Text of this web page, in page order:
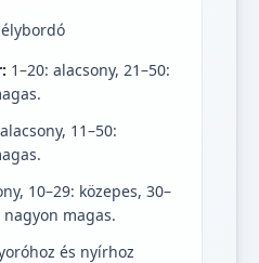
1–20: alacsony, 21–50:
11–50:
10–29: közepes, 30–
magas.
és nyírhoz